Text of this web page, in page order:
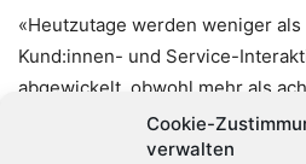
Cookie-
verwalten
«Heutzutage werden weniger
Kund:innen- und Service-
abgewickelt, obwohl mehr als
Anfragen in einem Call Center
Roberto Schmidl, GVP Services